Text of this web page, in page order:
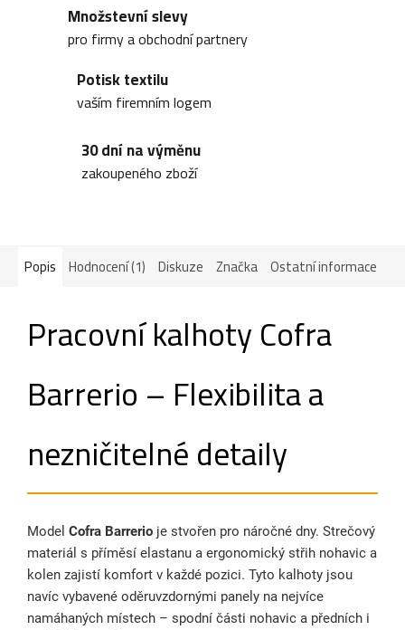
Množstevní slevy
pro firmy a obchodní partnery
Potisk textilu
vaším firemním logem
30 dní na výměnu
zakoupeného zboží
Popis Hodnocení (1) Diskuze Značka Ostatní informace
Pracovní kalhoty Cofra
Barrerio – Flexibilita a
nezničitelné detaily
Model Cofra Barrerio je stvořen pro náročné dny. Strečový
materiál s příměsí elastanu a ergonomický střih nohavic a
kolen zajistí komfort v každé pozici. Tyto kalhoty jsou
navíc vybavené oděruvzdornými panely na nejvíce
namáhaných místech – spodní části nohavic a předních i